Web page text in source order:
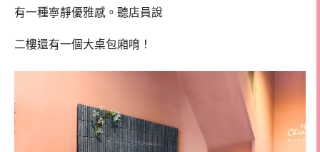
有一種寧靜優雅感。聽店員說
二樓還有一個大桌包廂唷！